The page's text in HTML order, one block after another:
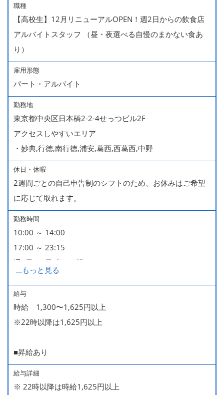
職種
【高校生】12月リニューアルOPEN！週2日からの飲食店
アルバイトスタッフ （昼・夜選べる自慢のまかない食あ
り）
雇用形態
パート・アルバイト
勤務地
東京都中央区日本橋2-2-4せっつビル2F
アクセスしやすいエリア
・妙典,行徳,南行徳,浦安,葛西,西葛西,中野
休日・休暇
2週間ごとの自己申告制のシフトのため、お休みはご希望
に応じて取れます。
勤務時間
10:00 ～ 14:00
17:00 ～ 23:15
週2日・1日4h～で構いません。
■時短勤務制度あり
...もっと見る
給与
時給 1,300〜1,625円以上
※22時以降は1,625円以上
■昇給あり
給与詳細
※ 22時以降は時給1,625円以上